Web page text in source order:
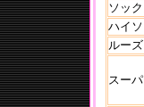
ソッ
ハイ
ルー
スー